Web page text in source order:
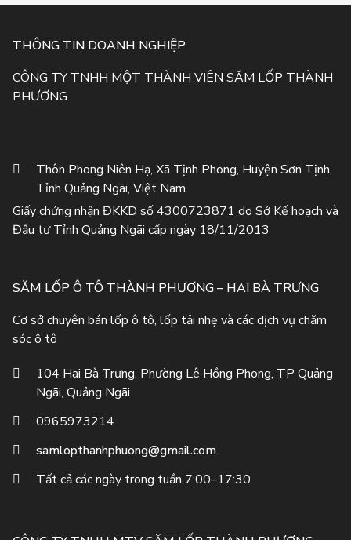
THÔNG TIN DOANH NGHIỆP
CÔNG TY TNHH MỘT THÀNH VIÊN SĂM LỐP THÀNH
PHƯƠNG
Thôn Phong Niên Hạ, Xã Tịnh Phong, Huyện Sơn Tịnh,
Tỉnh Quảng Ngãi, Việt Nam
Giấy chứng nhận ĐKKD số 4300723871 do Sở Kế hoạch và
Đầu tư Tỉnh Quảng Ngãi cấp ngày 18/11/2013
SĂM LỐP Ô TÔ THÀNH PHƯƠNG – HAI BÀ TRƯNG
Cơ sở chuyên bán lốp ô tô, lốp tải nhẹ và các dịch vụ chăm
sóc ô tô
104 Hai Bà Trưng, Phường Lê Hồng Phong, TP Quảng
Ngãi, Quảng Ngãi
0965973214
samlopthanhphuong@gmail.com
Tất cả các ngày trong tuần 7:00–17:30